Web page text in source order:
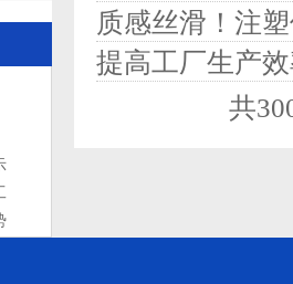
质感丝滑！注
提高工厂生产
共